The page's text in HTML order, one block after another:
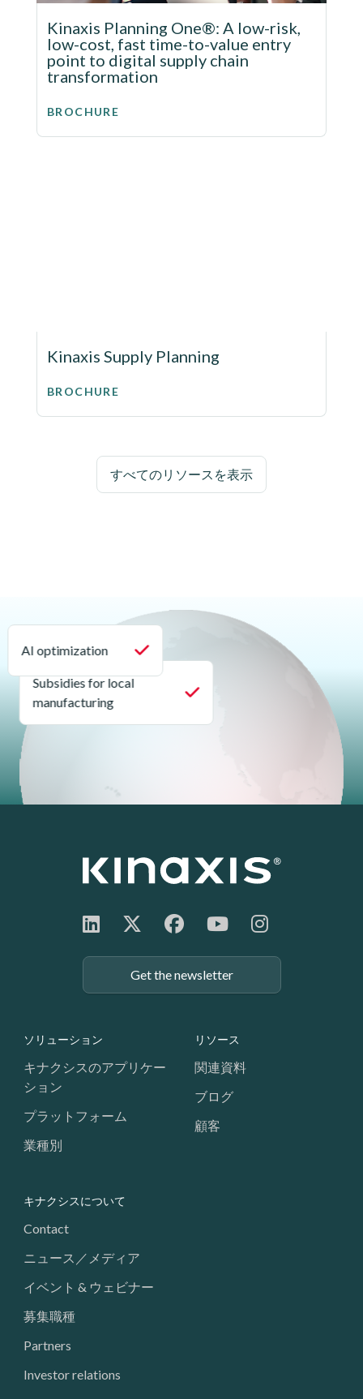
Kinaxis Planning One®: A low-risk,
low-cost, fast time-to-value entry
point to digital supply chain
transformation
BROCHURE
Kinaxis Supply Planning
BROCHURE
すべてのリソースを表示
Subsidies for local
manufacturing
AI optimization
Get the newsletter
Footer: Navigation
ソリューション
キナクシスのアプリケー
ション
プラットフォーム
業種別
リソース
関連資料
ブログ
顧客
キナクシスについて
Contact
ニュース／メディア
イベント & ウェビナー
募集職種
Partners
Investor relations